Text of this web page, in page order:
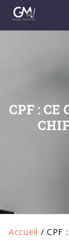
CPF :
Accueil /CPF